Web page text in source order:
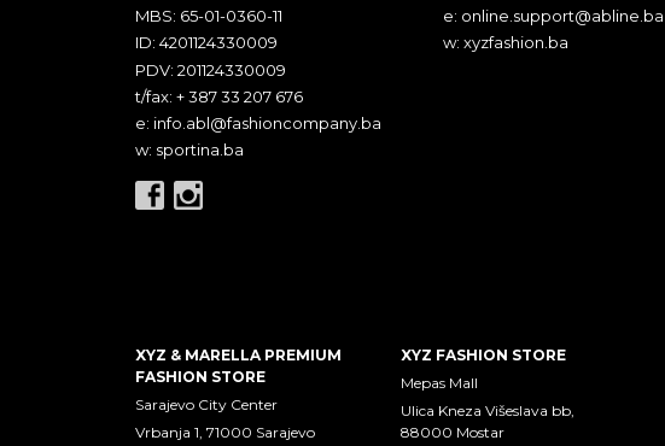
MBS: 65-01-0360-11
ID: 4201124330009
PDV: 201124330009
t/fax: + 387 33 207 676
e: info.abl@fashioncompany.ba
w: sportina.ba
e: online.support@abline.ba
w: xyzfashion.ba
XYZ & MARELLA PREMIUM
FASHION STORE
Sarajevo City Center
Vrbanja 1, 71000 Sarajevo
XYZ FASHION STORE
Mepas Mall
Ulica Kneza Višeslava bb,
88000 Mostar